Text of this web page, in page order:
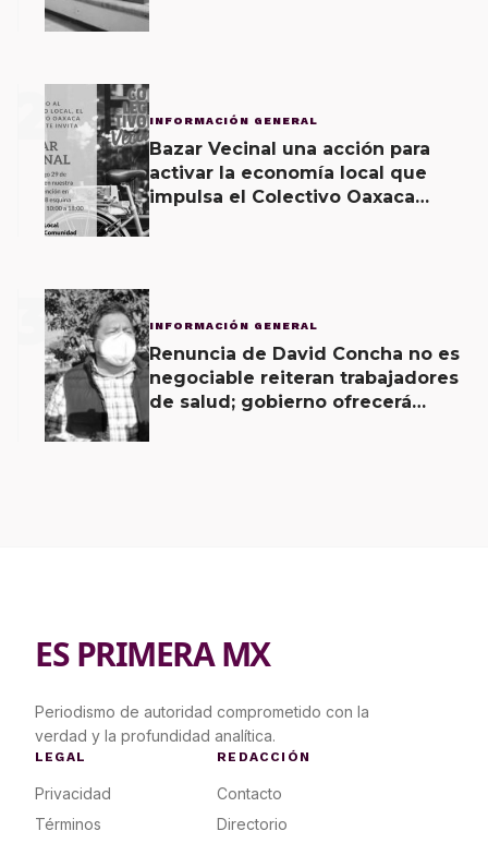
2 INFORMACIÓN GENERAL
Bazar Vecinal una acción para
activar la economía local que
impulsa el Colectivo Oaxaca
3 INFORMACIÓN GENERAL
Renuncia de David Concha no es
negociable reiteran trabajadores
de salud; gobierno ofrecerá
ES PRIMERA MX
Periodismo de autoridad comprometido con la
verdad y la profundidad analítica.
LEGAL
Privacidad
Términos
REDACCIÓN
Contacto
Directorio